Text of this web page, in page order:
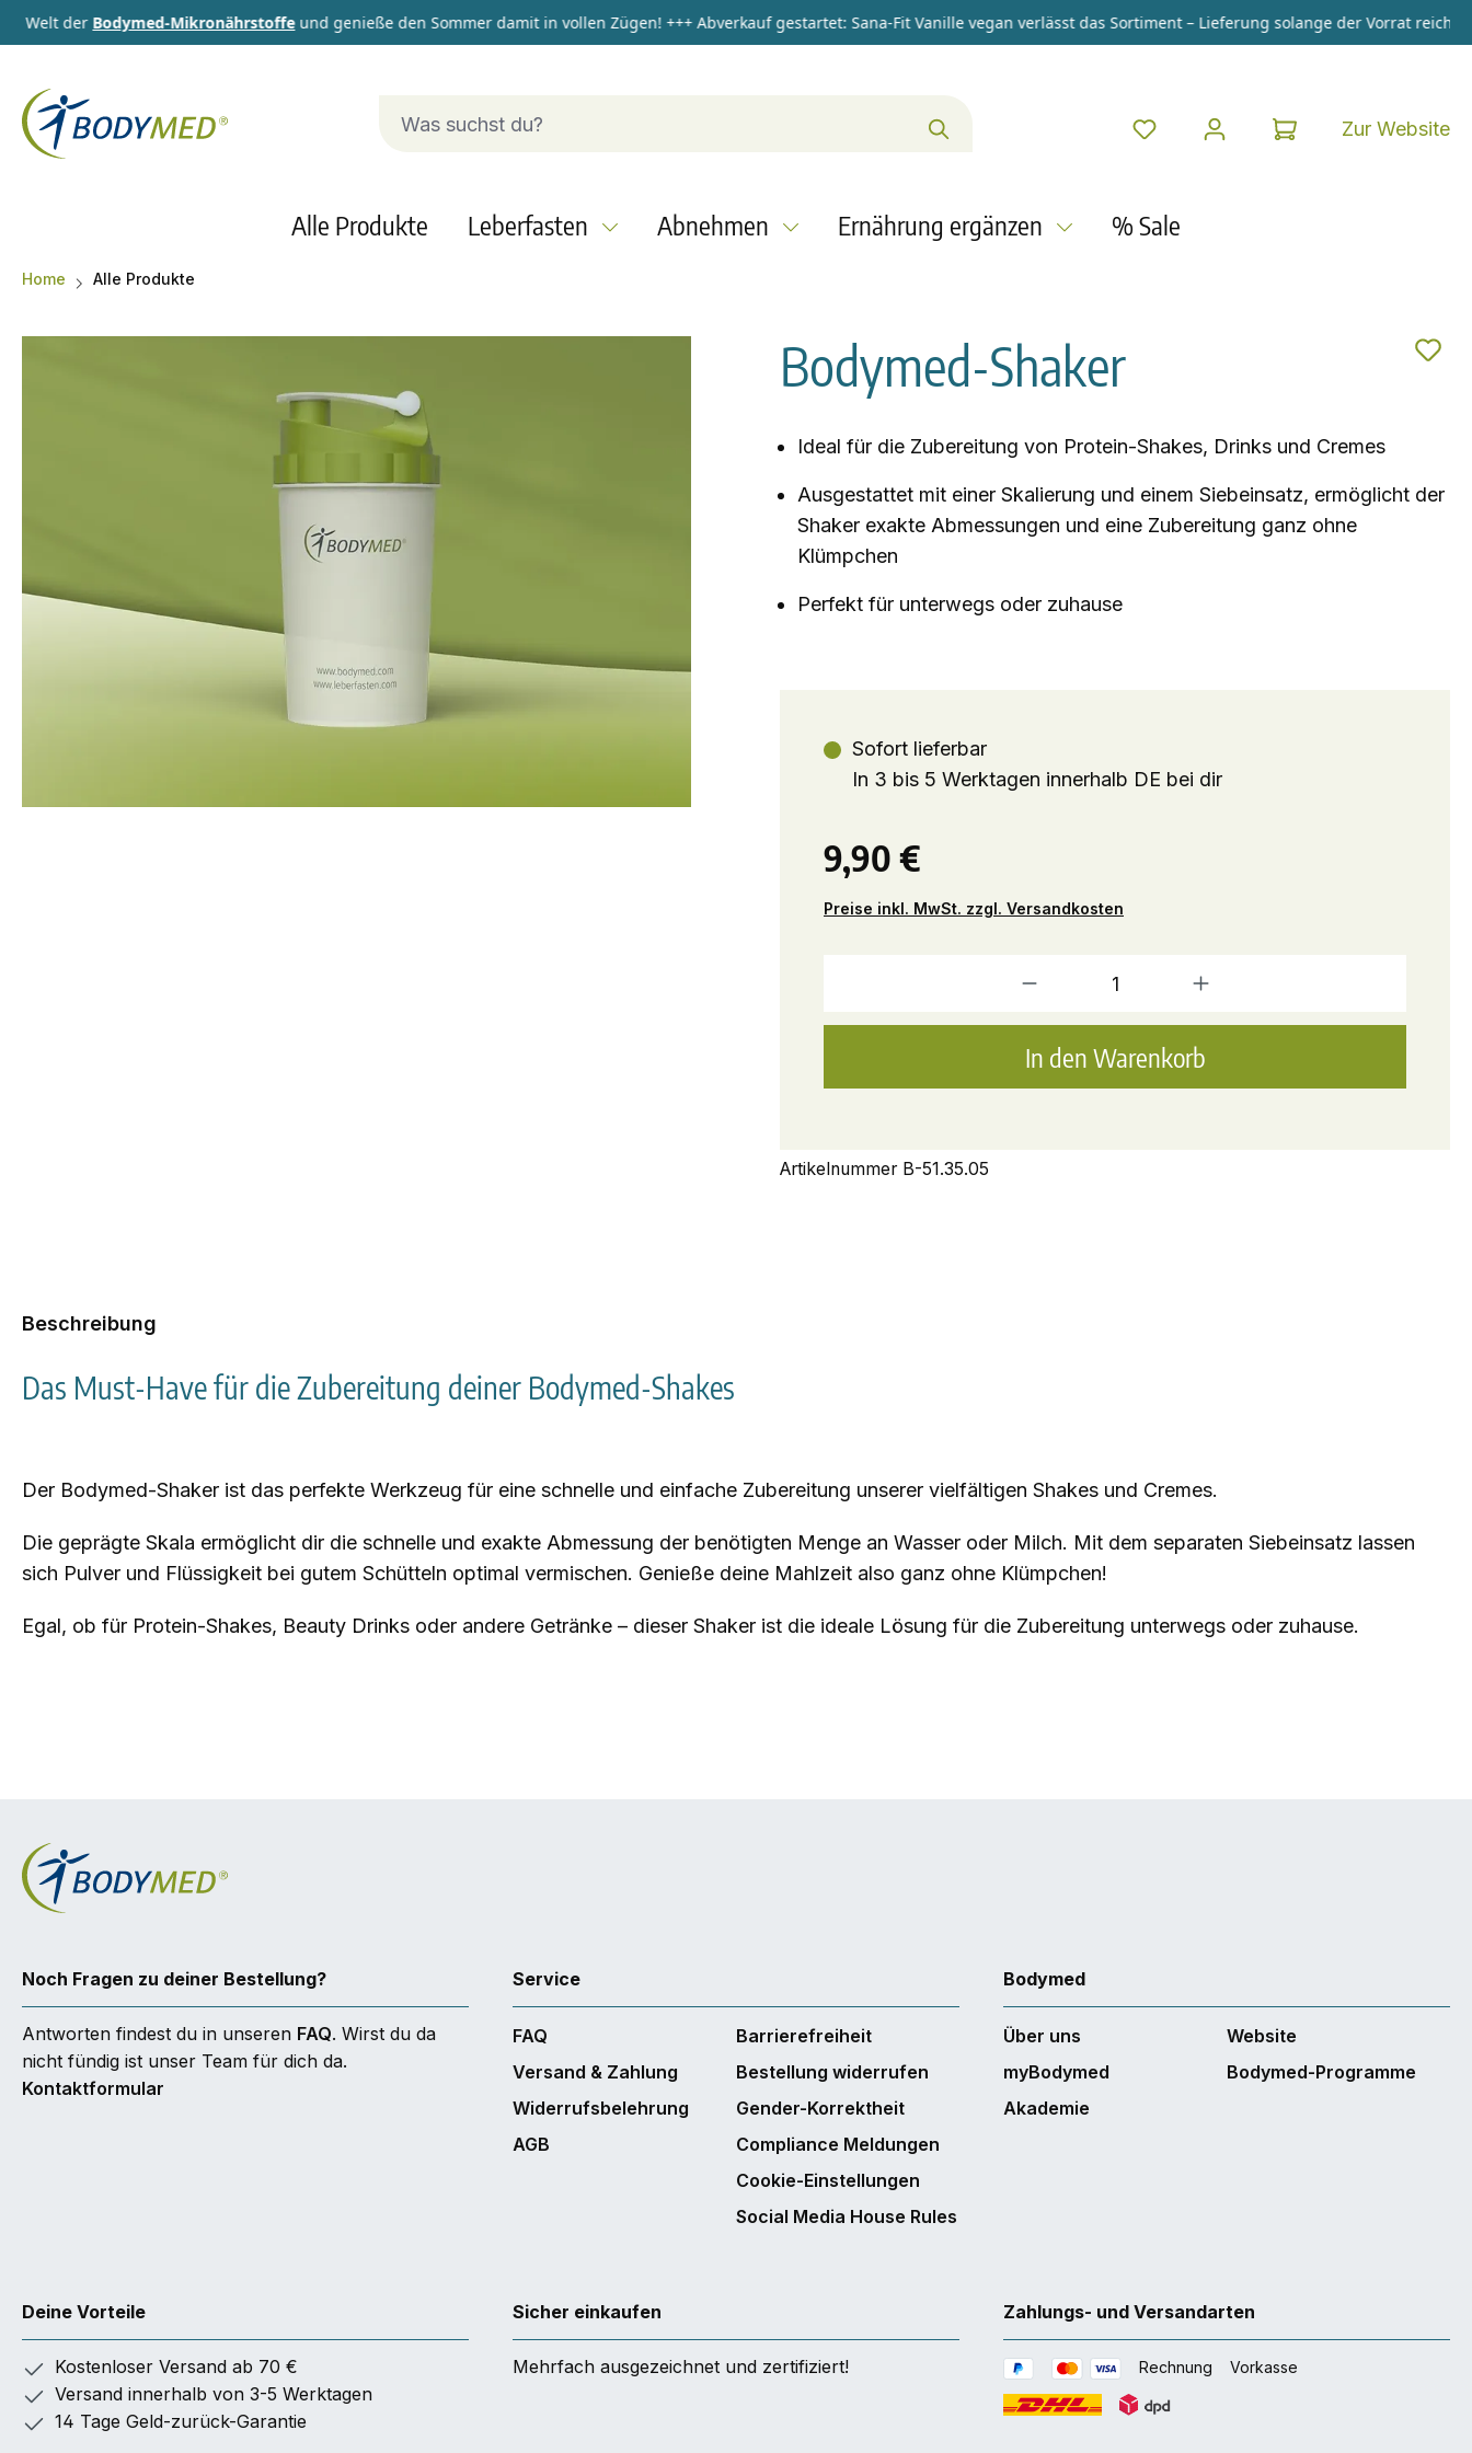
Welt derBodymed-Mikronährstoffeund genieße den Sommer damit in vollen Zügen! +++ Abverkauf gestartet: Sana-Fit Vanille vegan verlässt das Sortiment – Lieferung solange der Vorrat reicht. +++
Zur Website
Alle Produkte Leberfasten Abnehmen Ernährung ergänzen % Sale
Home Alle Produkte
Bodymed-Shaker
Ideal für die Zubereitung von Protein-Shakes, Drinks und Cremes
Ausgestattet mit einer Skalierung und einem Siebeinsatz, ermöglicht der
Shaker exakte Abmessungen und eine Zubereitung ganz ohne
Klümpchen
Perfekt für unterwegs oder zuhause
Sofort lieferbar
In 3 bis 5 Werktagen innerhalb DE bei dir
9,90 €
Preise inkl. MwSt. zzgl. Versandkosten
In den Warenkorb
Artikelnummer B-51.35.05
Beschreibung
Das Must-Have für die Zubereitung deiner Bodymed-Shakes
Der Bodymed-Shaker ist das perfekte Werkzeug für eine schnelle und einfache Zubereitung unserer vielfältigen Shakes und Cremes.
Die geprägte Skala ermöglicht dir die schnelle und exakte Abmessung der benötigten Menge an Wasser oder Milch. Mit dem separaten Siebeinsatz lassen
sich Pulver und Flüssigkeit bei gutem Schütteln optimal vermischen. Genieße deine Mahlzeit also ganz ohne Klümpchen!
Egal, ob für Protein-Shakes, Beauty Drinks oder andere Getränke – dieser Shaker ist die ideale Lösung für die Zubereitung unterwegs oder zuhause.
Noch Fragen zu deiner Bestellung?
Antworten findest du in unseren FAQ. Wirst du da
nicht fündig ist unser Team für dich da.
Kontaktformular
Service
FAQ
Versand & Zahlung
Widerrufsbelehrung
AGB
Barrierefreiheit
Bestellung widerrufen
Gender-Korrektheit
Compliance Meldungen
Cookie-Einstellungen
Social Media House Rules
Bodymed
Über uns
myBodymed
Akademie
Website
Bodymed-Programme
Deine Vorteile
Kostenloser Versand ab 70 €
Versand innerhalb von 3-5 Werktagen
14 Tage Geld-zurück-Garantie
Sicher einkaufen
Mehrfach ausgezeichnet und zertifiziert!
Zahlungs- und Versandarten
Rechnung Vorkasse